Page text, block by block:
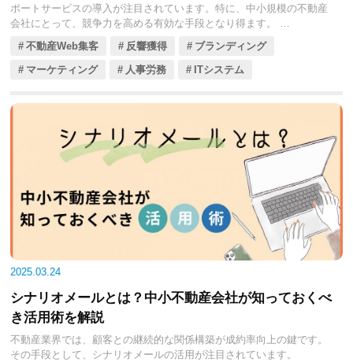
ポートサービスの導入が注目されています。特に、中小規模の不動産
会社にとって、競争力を高める有効な手段となり得ます。
今回の記事では、24時間サポートサービスの導入によって得られる具
体的なメリットや、導入時の注意点についてくわしく解説します。こ
れにより、入居者満足度の向上や業務効率化、物件価値の向上や付帯
す。これからの不動産経営に役立つ情報なので、ぜひ参考にしてくだ
不動産Web集客 反響獲得
ブランディング
マーケティング
人事労務 ITシステム
2025.03.24
シナリオメールとは？中小不動産会社が知っておくべ
き活用術を解説
不動産業界では、顧客との継続的な関係構築が成約率向上の鍵です。
その手段として、シナリオメールの活用が注目されています。